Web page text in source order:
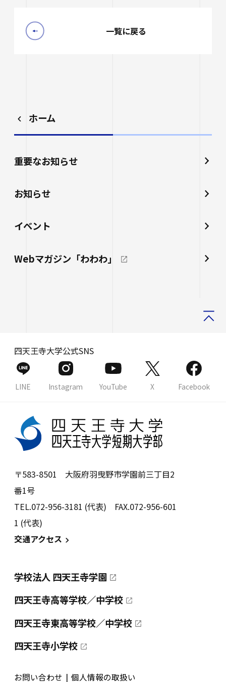
ホーム
重要なお知らせ
お知らせ
イベント
Webマガジン「わわわ」
一覧に戻る
四天王寺大学公式SNS
LINE Instagram YouTube X Facebook
〒583-8501 大阪府羽曳野市学園前三丁目2
番1号
TEL.072-956-3181 (代表) FAX.072-956-601
1 (代表)
交通アクセス
学校法人 四天王寺学園
四天王寺高等学校／中学校
四天王寺東高等学校／中学校
四天王寺小学校
お問い合わせ 個人情報の取扱い